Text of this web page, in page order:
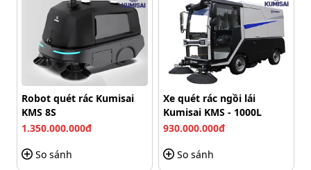
Robot quét rác Kumisai
KMS 8S
1.350.000.000đ
So sánh
Xe quét rác ngồi lái
Kumisai KMS - 1000L
930.000.000đ
So sánh